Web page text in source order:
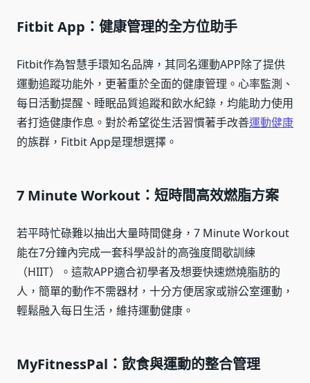
Fitbit App：健康管理的全方位助手
Fitbit作為智慧手環知名品牌，其同名運動APP除了提供
運動追蹤功能外，更著重於全面的健康管理。心率監測、
每日活動提醒、睡眠品質追蹤和飲水紀錄，均能助力使用
者打造健康作息。對於希望從生活習慣著手改善運動健康
的族群，Fitbit App是理想選擇。
7 Minute Workout：短時間高效燃脂方案
若平時忙碌難以抽出大量時間健身，7 Minute Workout
能在7分鐘內完成一套科學設計的高強度間歇訓練
（HIIT）。這款APP適合初學者及想要快速燃燒脂肪的
人，簡單的動作不需器材，十分方便居家或辦公室運動，
輕鬆融入每日生活，維持運動健康。
MyFitnessPal：飲食與運動的整合管理